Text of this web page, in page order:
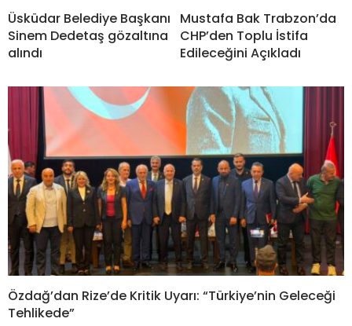
Üsküdar Belediye Başkanı
Sinem Dedetaş gözaltına
alındı
Mustafa Bak Trabzon’da
CHP’den Toplu İstifa
Edileceğini Açıkladı
Özdağ’dan Rize’de Kritik Uyarı: “Türkiye’nin Geleceği
Tehlikede”